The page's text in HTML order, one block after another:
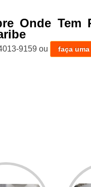
Onde Tem
9159 ou faça